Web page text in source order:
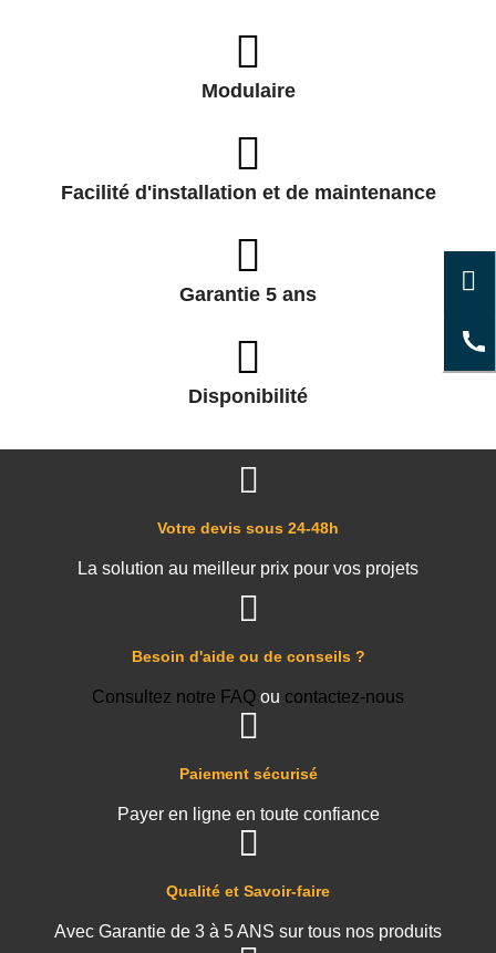
Modulaire
Facilité d'installation et de maintenance
Garantie 5 ans
Disponibilité
Qualité et Savoir-faire
Avec Garantie de 3 à 5 ANS sur tous nos produits
Paiement sécurisé
Payer en ligne en toute confiance
Besoin d'aide ou de conseils ?
Consultez notre FAQ ou contactez-nous
Votre devis sous 24-48h
La solution au meilleur prix pour vos projets